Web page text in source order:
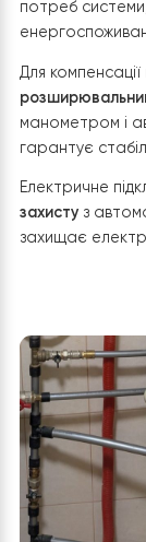
вентиляції.
виробника:
елементи та
До
проходить
запобігання
підвищує
своєрідним
плавну
вмикання-
Від буферної
контури: